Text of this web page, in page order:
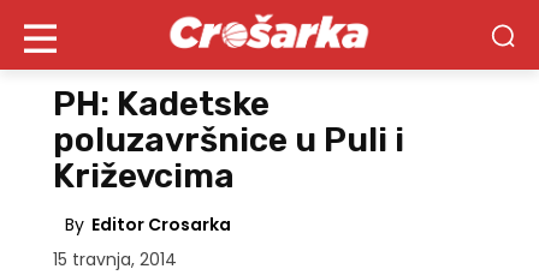
PH: Kadetske
poluzavršnice u Puli i
Križevcima
By Editor Crosarka
15 travnja, 2014